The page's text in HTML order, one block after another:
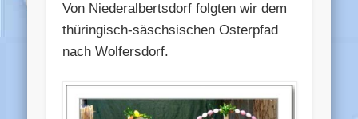
Von Niederalbertsdorf folgten wir dem
thüringisch-säschsischen Osterpfad
nach Wolfersdorf.